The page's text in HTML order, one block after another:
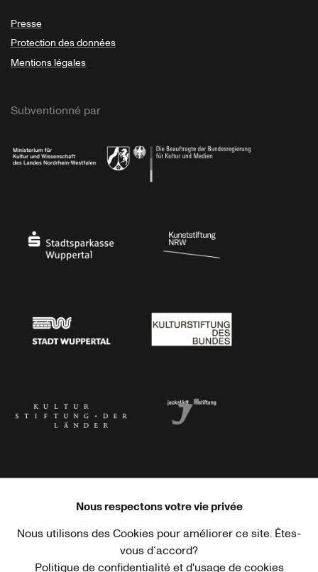
Presse
Protection des données
Mentions légales
Subventionné par
Haus der Kulturen der Welt Goethe-Institut
Nous respectons votre vie privée
Nous utilisons des Cookies pour améliorer ce site. Êtes-
vous d´accord?
Politique de confidentialité et d'usage de cookies